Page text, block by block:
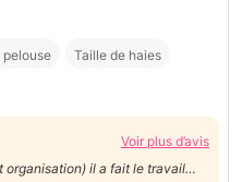
pelouse Taille de haies
Voir plus d’avis
organisation) il a fait le travail